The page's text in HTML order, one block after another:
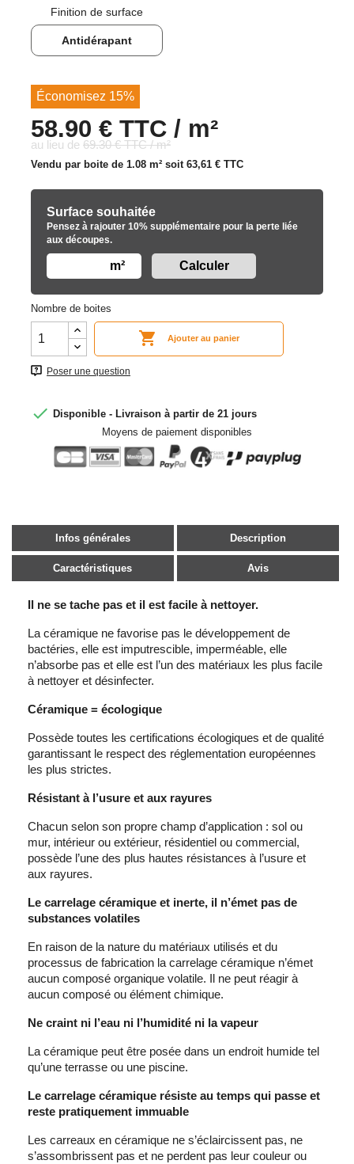
Finition de surface
Antidérapant
Économisez 15%
58.90 € TTC / m²
au lieu de 69.30 € TTC / m²
Vendu par boite de 1.08 m² soit 63,61 € TTC
Surface souhaitée
Pensez à rajouter 10% supplémentaire pour la perte liée
aux découpes.
m²
Nombre de boites
 Ajouter au panier
Poser une question
 Disponible - Livraison à partir de 21 jours
Moyens de paiement disponibles
Infos générales Description
Caractéristiques Avis
Il ne se tache pas et il est facile à nettoyer.
La céramique ne favorise pas le développement de
bactéries, elle est imputrescible, imperméable, elle
n’absorbe pas et elle est l’un des matériaux les plus facile
à nettoyer et désinfecter.
Céramique = écologique
Possède toutes les certifications écologiques et de qualité
garantissant le respect des réglementation européennes
les plus strictes.
Résistant à l’usure et aux rayures
Chacun selon son propre champ d’application : sol ou
mur, intérieur ou extérieur, résidentiel ou commercial,
possède l’une des plus hautes résistances à l’usure et
aux rayures.
Le carrelage céramique et inerte, il n’émet pas de
substances volatiles
En raison de la nature du matériaux utilisés et du
processus de fabrication la carrelage céramique n’émet
aucun composé organique volatile. Il ne peut réagir à
aucun composé ou élément chimique.
Ne craint ni l’eau ni l’humidité ni la vapeur
La céramique peut être posée dans un endroit humide tel
qu’une terrasse ou une piscine.
Le carrelage céramique résiste au temps qui passe et
reste pratiquement immuable
Les carreaux en céramique ne s’éclaircissent pas, ne
s’assombrissent pas et ne perdent pas leur couleur ou